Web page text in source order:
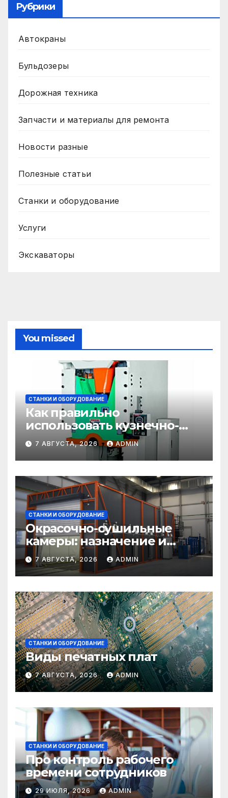
Рубрики
Автокраны
Бульдозеры
Дорожная техника
Запчасти и материалы для ремонта
Новости разные
Полезные статьи
Станки и оборудование
Услуги
Экскаваторы
You missed
СТАНКИ И ОБОРУДОВАНИЕ
Как правильно
использовать кузнечно-
прессовое оборудование
7 АВГУСТА, 2026 ADMIN
СТАНКИ И ОБОРУДОВАНИЕ
Окрасочно-сушильные
камеры: назначение и
области применения
7 АВГУСТА, 2026 ADMIN
СТАНКИ И ОБОРУДОВАНИЕ
Виды печатных плат
7 АВГУСТА, 2026 ADMIN
СТАНКИ И ОБОРУДОВАНИЕ
Про контроль рабочего
времени сотрудников
29 ИЮЛЯ, 2026 ADMIN